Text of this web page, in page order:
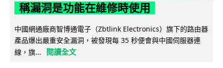
稱漏洞是功能在維修時使用
中國網通廠商智博通電子（Zbtlink Electronics）旗下的路由器
產品爆出嚴重安全漏洞，被發現每 35 秒便會與中國伺服器連
線，旗...
閱讀全文